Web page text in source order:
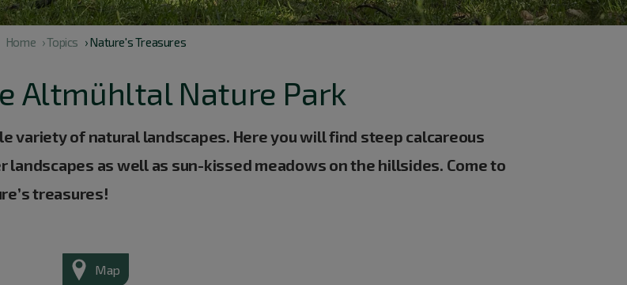
Home › Topics › Nature's Treasures
Altmühltal Nature Park
variety of natural landscapes. Here you will find steep calcareous
landscapes as well as sun-kissed meadows on the hillsides. Come to
treasures!
Map